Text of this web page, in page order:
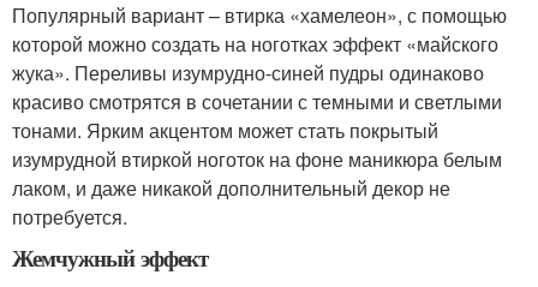
Популярный вариант – втирка «хамелеон», с помощью
которой можно создать на ноготках эффект «майского
жука». Переливы изумрудно-синей пудры одинаково
красиво смотрятся в сочетании с темными и светлыми
тонами. Ярким акцентом может стать покрытый
изумрудной втиркой ноготок на фоне маникюра белым
лаком, и даже никакой дополнительный декор не
потребуется.
Жемчужный эффект